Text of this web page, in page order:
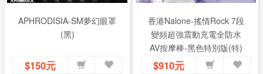
APHRODISIA-SM夢幻眼罩
(黑)
$150元
香港Nalone-搖情Rock 7段
變頻超強震動充電全防水
AV按摩棒-黑色特別版(特)
$910元